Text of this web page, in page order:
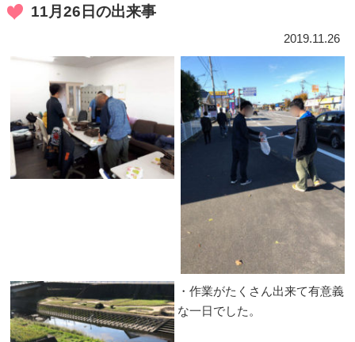
11月26日の出来事
2019.11.26
・作業がたくさん出来て有意義
な一日でした。